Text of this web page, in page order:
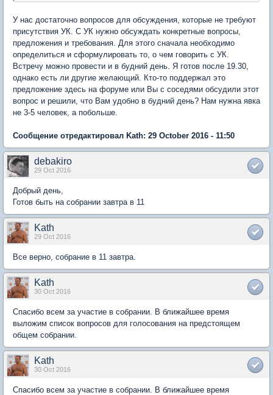
У нас достаточно вопросов для обсуждения, которые не требуют
присутствия УК. С УК нужно обсуждать конкретные вопросы,
предложения и требования. Для этого сначала необходимо
определиться и сформулировать то, о чем говорить с УК.
Встречу можно провести и в будний день. Я готов после 19.30,
однако есть ли другие желающий. Кто-то поддержал это
предложение здесь на форуме или Вы с соседями обсудили этот
вопрос и решили, что Вам удобно в будний день? Нам нужна явка
не 3-5 человек, а побольше.
Сообщение отредактировал Kath: 29 October 2016 - 11:50
debakiro
29 Oct 2016
Добрый день,
Готов быть на собрании завтра в 11
Kath
29 Oct 2016
Все верно, собрание в 11 завтра.
Kath
30 Oct 2016
Спасибо всем за участие в собрании. В ближайшее время
выложим список вопросов для голосования на предстоящем
общем собрании.
Kath
30 Oct 2016
Спасибо всем за участие в собрании. В ближайшее время